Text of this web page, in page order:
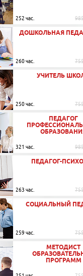
252 час.
ДОШКОЛЬНАЯ
260 час.
УЧИТЕЛЬ
250 час.
ПЕДАГОГ
321 час.
ПЕДАГОГ-
263 час.
СОЦИАЛЬНЫЙ
259 час.
МЕТОДИСТ
ПРОГРАММ